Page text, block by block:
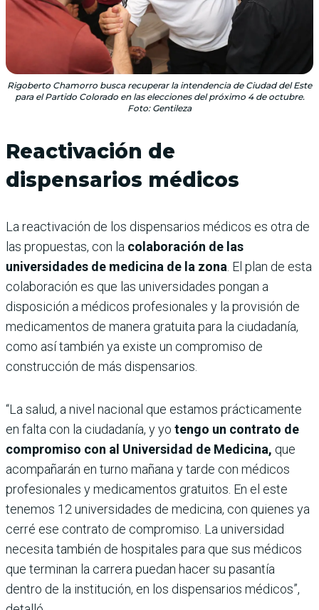
Rigoberto Chamorro busca recuperar la intendencia de Ciudad del Este
para el Partido Colorado en las elecciones del próximo 4 de octubre.
Foto: Gentileza
Reactivación de
dispensarios médicos
La reactivación de los dispensarios médicos es otra de
las propuestas, con la colaboración de las
universidades de medicina de la zona . El plan de esta
colaboración es que las universidades pongan a
disposición a médicos profesionales y la provisión de
medicamentos de manera gratuita para la ciudadanía,
como así también ya existe un compromiso de
construcción de más dispensarios.
“La salud, a nivel nacional que estamos prácticamente
en falta con la ciudadanía, y yo tengo un contrato de
compromiso con al Universidad de Medicina, que
acompañarán en turno mañana y tarde con médicos
profesionales y medicamentos gratuitos. En el este
tenemos 12 universidades de medicina, con quienes ya
cerré ese contrato de compromiso. La universidad
necesita también de hospitales para que sus médicos
que terminan la carrera puedan hacer su pasantía
dentro de la institución, en los dispensarios médicos”,